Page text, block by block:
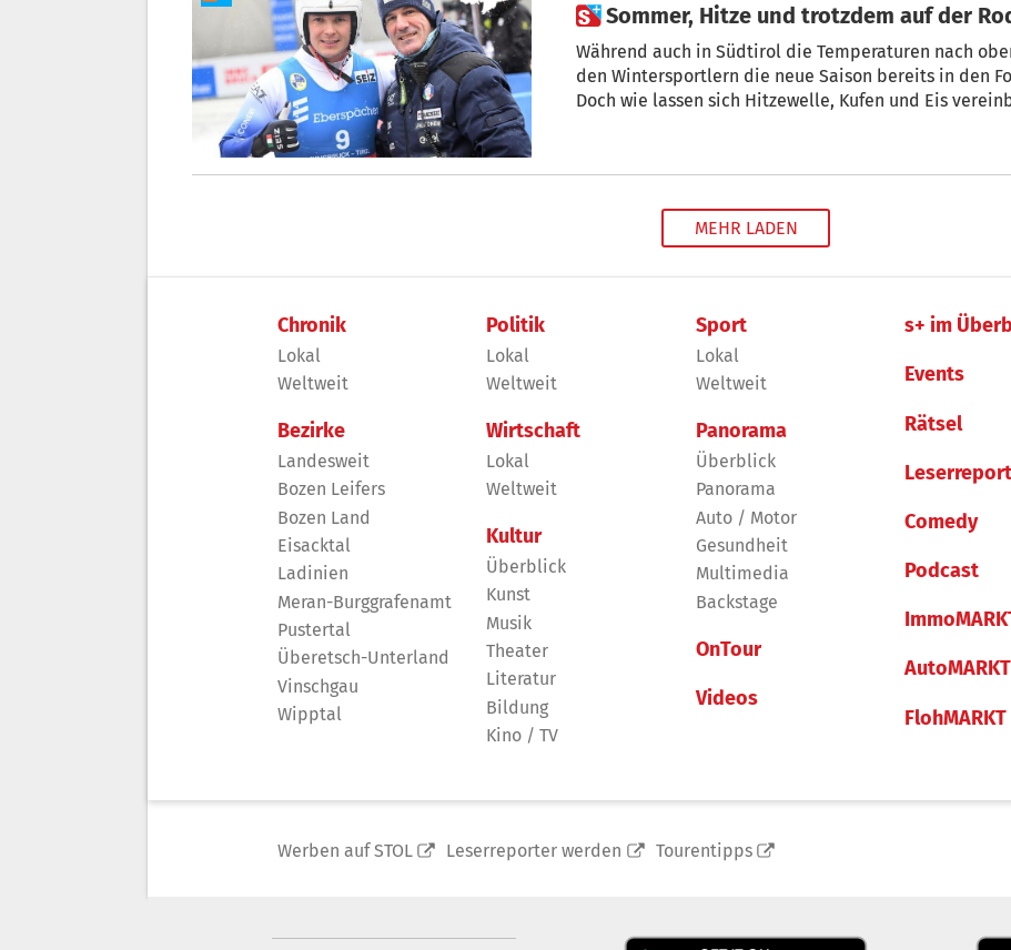
 Sommer, Hitze und trotzdem auf der
Während auch in Südtirol die Temperaturen nach
den Wintersportlern die neue Saison bereits in den
Doch wie lassen sich Hitzewelle, Kufen und Eis
MEHR LADEN
Chronik
Lokal
Weltweit
Bezirke
Landesweit
Bozen Leifers
Bozen Land
Eisacktal
Ladinien
Meran-Burggrafenamt
Pustertal
Überetsch-Unterland
Vinschgau
Wipptal
Politik
Lokal
Weltweit
Wirtschaft
Lokal
Weltweit
Kultur
Überblick
Kunst
Musik
Theater
Literatur
Bildung
Kino / TV
Sport
Lokal
Weltweit
Panorama
Überblick
Panorama
Auto / Motor
Gesundheit
Multimedia
Backstage
OnTour
Videos
s+ im
Events
Rätsel
Comedy
Podcast
AutoMARKT
FlohMARKT
Werben auf STOL Leserreporter werden Tourentipps